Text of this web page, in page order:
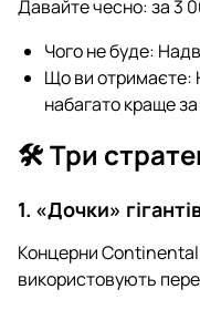
Давайте чесно: за 3
Чого не буде:
Що ви отримаєте:
набагато краще
🛠 Три
1. «Дочки»
Концерни
використовують